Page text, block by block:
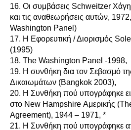
16. Οι συμβάσεις Schweitzer
και τις αναθεωρήσεις αυτών,
Washington Panel)
17. Η Εφορευτική / Διορισμός
(1995)
18. The Washington Panel -1998,
19. Η συνθήκη δια τον Σεβασμό
Δικαιωμάτων (Bangkok 2003),
20. Η Συνθήκη πού υπογράφηκε
στο New Hampshire Αμερικής
Agreement), 1944 – 1971, *
21. Η Συνθήκη πού υπογράφηκε